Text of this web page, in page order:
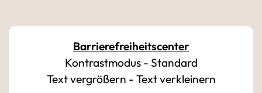
Barrierefreiheitscenter
Kontrastmodus- Standard
Text vergrößern - Text verkleinern
E-Mail-Adresse*
Bitte geben Sie eine gültige E-Mail-Adresse
Telefon*